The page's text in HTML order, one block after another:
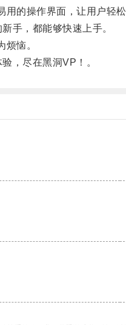
操作界面，让用户轻松
手，都能够快速上手。
恼。
，尽在黑洞VP！。